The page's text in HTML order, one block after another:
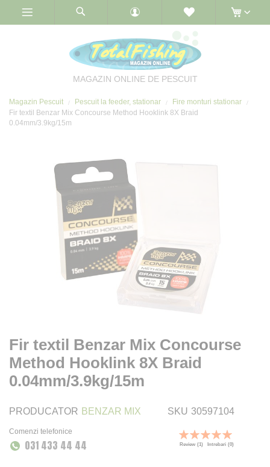
MAGAZIN ONLINE DE PESCUIT
Magazin Pescuit Pescuit la feeder, stationar
Fire monturi stationar
Fir textil Benzar Mix Concourse Method Hooklink 8X Braid
0.04mm/3.9kg/15m
Fir textil Benzar Mix Concourse
Method Hooklink 8X Braid
0.04mm/3.9kg/15m
PRODUCATOR BENZAR MIX SKU 30597104
Comenzi telefonice
031 433 44 44
Rating:
100
% of100
Review (1) Intrebari (0)